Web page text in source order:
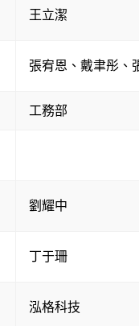
王立潔
張宥恩 、 戴聿彤 、
工務部
劉耀中
丁于珊
泓格科技